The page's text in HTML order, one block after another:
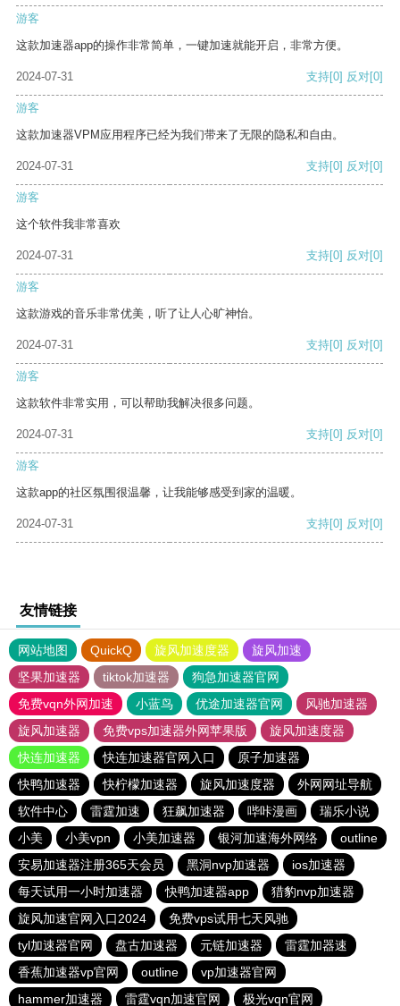
游客
这款加速器app的操作非常简单，一键加速就能开启，非常方便。
2024-07-31 支持[0] 反对[0]
游客
这款加速器VPM应用程序已经为我们带来了无限的隐私和自由。
2024-07-31 支持[0] 反对[0]
游客
这个软件我非常喜欢
2024-07-31 支持[0] 反对[0]
游客
这款游戏的音乐非常优美，听了让人心旷神怡。
2024-07-31 支持[0] 反对[0]
游客
这款软件非常实用，可以帮助我解决很多问题。
2024-07-31 支持[0] 反对[0]
游客
这款app的社区氛围很温馨，让我能够感受到家的温暖。
2024-07-31 支持[0] 反对[0]
友情链接
网站地图 QuickQ 旋风加速度器
旋风加速
坚果加速器
tiktok加速器
狗急加速器官网
免费vqn外网加速
小蓝鸟 优途加速器官网
风驰加速器
旋风加速器
免费vps加速器外网苹果版
旋风加速度器
快连加速器
快连加速器官网入口
原子加速器
快鸭加速器
快柠檬加速器 旋风加速度器
外网网址导航
软件中心
雷霆加速 狂飙加速器 哔咔漫画
瑞乐小说
小美
小美vpn 小美加速器 银河加速海外网络
outline
安易加速器注册365天会员
黑洞nvp加速器
ios加速器
每天试用一小时加速器
快鸭加速器app
猎豹nvp加速器
旋风加速官网入口2024
免费vps试用七天风驰
tyl加速器官网
盘古加速器 元链加速器
雷霆加器速
香蕉加速器vp官网
outline
vp加速器官网
hammer加速器
雷霆vqn加速官网 极光vqn官网